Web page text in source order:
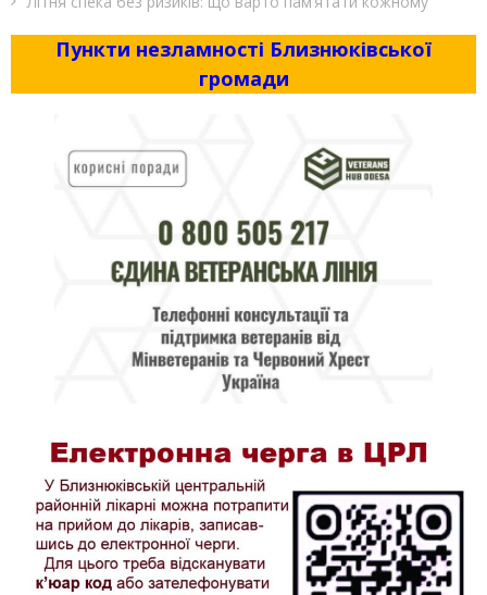
Пункти незламності Близнюківської
громади